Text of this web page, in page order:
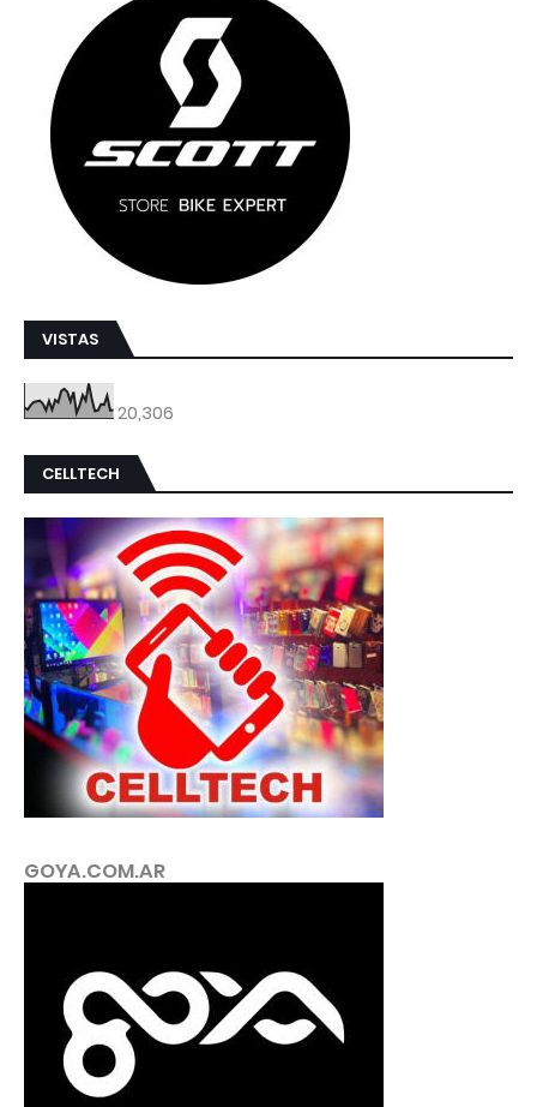
VISTAS
20,306
CELLTECH
GOYA.COM.AR